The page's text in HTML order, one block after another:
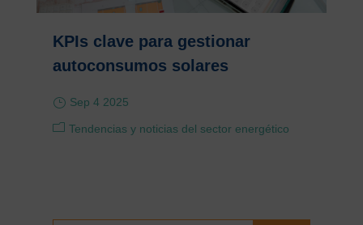
KPIs clave para gestionar
autoconsumos solares
Sep 4 2025
Tendencias y noticias del sector energético